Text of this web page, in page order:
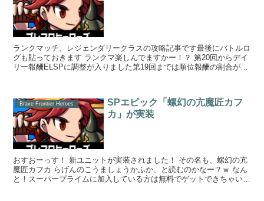
ランクマッチ、レジェンダリークラスの攻略記事です最後にバトルロ
グも貼っておきます ランクマ楽しんでますかー！？ 第20回からデイ
リー報酬ELSPに調整が入りました第19回までは順位報酬の割合が多
Brave Frontier Heroes
SPエピック「螺幻の亢魔匠カフ
カ」が実装
おすおーっす！ 新ユニットが実装されました！ その名も、螺幻の亢
魔匠カフカ らげんのこうましょうかふか、と読むのかなー？ｗ なん
と！スーパープライムに加入している方は無料でゲットできちゃいま